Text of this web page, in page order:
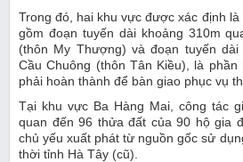
Trong đó, hai khu vực được xác định
gồm đoạn tuyến dài khoảng 310m
(thôn My Thượng) và đoạn tuyến dài
Cầu Chuông (thôn Tân Kiều), là
phải hoàn thành để bàn giao phục vụ
Tại khu vực Ba Hàng Mai, công tác
quan đến 96 thửa đất của 90 hộ gia
chủ yếu xuất phát từ nguồn gốc sử
thời tỉnh Hà Tây (cũ).